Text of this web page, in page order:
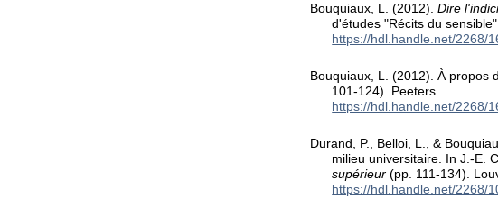
Bouquiaux, L. (2012).Dire
d'études "Récits du
https://hdl.handle.net/2268/
Bouquiaux, L. (2012). À propos
101-124). Peeters.
https://hdl.handle.net/2268/
Durand, P., Belloi, L., &
milieu universitaire. In J.-E.
supérieur (pp. 111-134).
https://hdl.handle.net/2268/